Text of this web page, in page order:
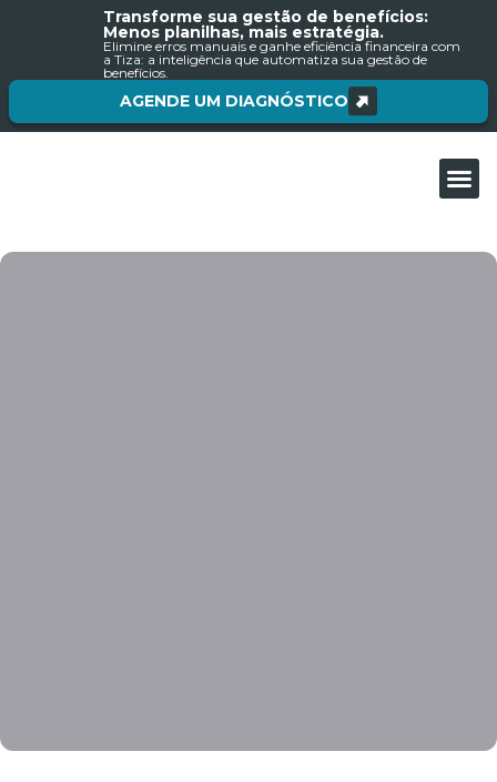
Transforme sua gestão de benefícios:
Menos planilhas, mais estratégia.
Elimine erros manuais e ganhe eficiência financeira com
a Tiza: a inteligência que automatiza sua gestão de
benefícios.
AGENDE UM DIAGNÓSTICO